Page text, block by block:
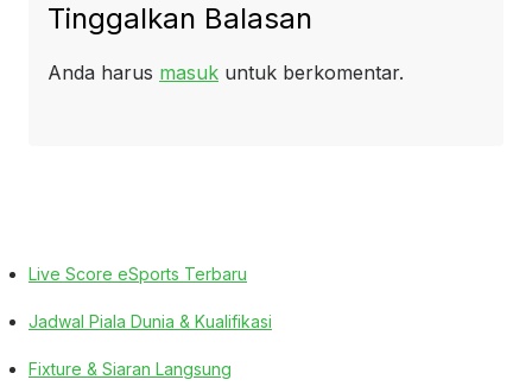
Tinggalkan Balasan
Anda harus masuk untuk berkomentar.
Live Score eSports Terbaru
Jadwal Piala Dunia & Kualifikasi
Fixture & Siaran Langsung